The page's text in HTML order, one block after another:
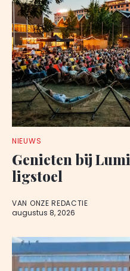
NIEUWS
Genieten bij
ligstoel
VAN ONZE REDACTIE
augustus 8, 2026